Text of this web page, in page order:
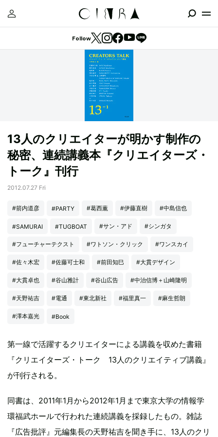
Follow
13人のクリエイターが明かす制作の
秘密、連続講義本『クリエイターズ・
トーク』刊行
2012.07.27 Fri
#箭内道彦 #PARTY #葛西薫 #伊藤直樹 #中島信也
#SAMURAI #TUGBOAT #サン・アド #シンガタ
#フューチャーテクスト #ワトソン・クリック #ワンスカイ
#佐々木宏 #佐藤可士和 #前田知巳 #大貫デザイン
#大貫卓也 #谷山雅計 #谷山広告 #中治信博＋山崎隆明
#天野祐吉 #電通 #東北新社 #福里真一 #麻生哲朗
#澤本嘉光 #Book
第一線で活躍するクリエイターによる講義を収めた書籍
『クリエイターズ・トーク 13人のクリエイティブ講義』
が刊行される。
同書は、2011年1月から2012年1月まで東京大学の情報学
環福武ホールで行われた連続講義を採録したもの。雑誌
『広告批評』元編集長の天野祐吉を聞き手に、13人のクリ